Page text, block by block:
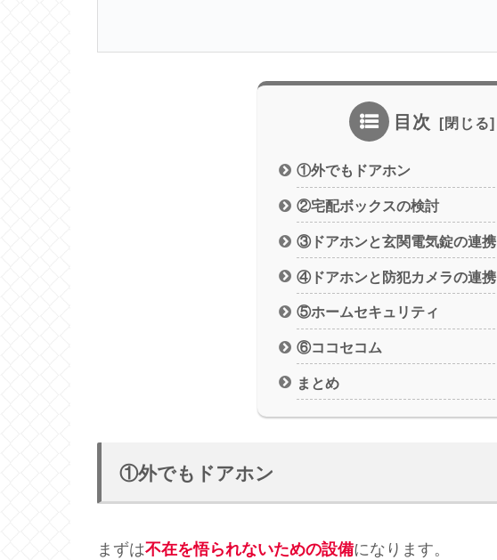
目次
①外でもドアホン
②宅配ボックスの検討
③ドアホンと玄関電気錠の連携
④ドアホンと防犯カメラの連携
⑤ホームセキュリティ
⑥ココセコム
まとめ
①外でもドアホン
まずは不在を悟られないための設備になります。